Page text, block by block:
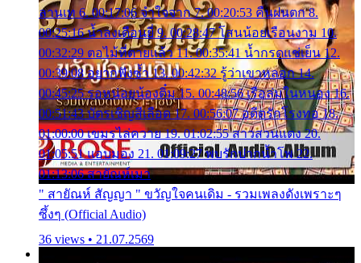
ลานเท 6. 00:17:06 จำใจจาก 7. 00:20:53 คืนฝนตก 8.
00:25:16 น้ำลงเดือนยี่ 9. 00:28:47 โสนน้อยเรือนงาม 10.
00:32:29 ตอไม้ที่ตายแล้ว 11. 00:35:41 น้ำกรดแช่เย็น 12.
00:39:08 อยากฟังซ้ำ 13. 00:42:32 รู้ว่าเขาหลอก 14.
00:45:25 รอหน่อยน้องติ๋ม 15. 00:48:56 เรือล่มในหนอง 16.
00:51:43 บัตรเชิญสีเลือด 17. 00:56:07 อดีตรักโรงทอ 18.
01:00:00 เขมรไล่ควาย 19. 01:02:55 สาวสวนแตง 20.
01:05:51 แอบมอง 21. 01:09:27 พบรักปากน้ำโพ 22.
01:13:06 สายัณห์เมา
" สายัณห์ สัญญา " ขวัญใจคนเดิม - รวมเพลงดังเพราะๆ
ซึ้งๆ (Official Audio)
36 views • 21.07.2569